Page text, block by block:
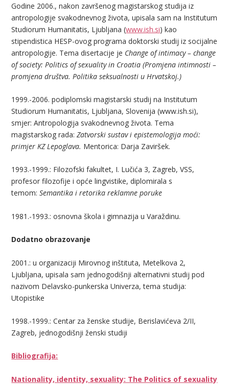
Godine 2006., nakon završenog magistarskog studija iz
antropologije svakodnevnog života, upisala sam na Institutum
Studiorum Humanitatis, Ljubljana (www.ish.si) kao
stipendistica HESP-ovog programa doktorski studij iz socijalne
antropologije. Tema disertacije je Change of intimacy – change
of society: Politics of sexuality in Croatia (Promjena intimnosti –
promjena društva. Politika seksualnosti u Hrvatskoj.)
1999.-2006. podiplomski magistarski studij na Institutum
Studiorum Humanitatis, Ljubljana, Slovenija (www.ish.si),
smjer: Antropologija svakodnevnog života. Tema
magistarskog rada:Zatvorski sustav i epistemologija moći:
primjer KZ Lepoglava. Mentorica: Darja Zaviršek.
1993.-1999.: Filozofski fakultet, I. Lučića 3, Zagreb, VSS,
profesor filozofije i opće lingvistike, diplomirala s
temom:Semantika i retorika reklamne poruke
1981.-1993.: osnovna škola i gimnazija u Varaždinu.
Dodatno obrazovanje
2001.: u organizaciji Mirovnog inštituta, Metelkova 2,
Ljubljana, upisala sam jednogodišnji alternativni studij pod
nazivom Delavsko-punkerska Univerza, tema studija:
Utopistike
1998.-1999.: Centar za ženske studije, Berislavićeva 2/II,
Zagreb, jednogodišnji ženski studiji
Bibliografija:
Nationality, identity, sexuality: The Politics of sexuality